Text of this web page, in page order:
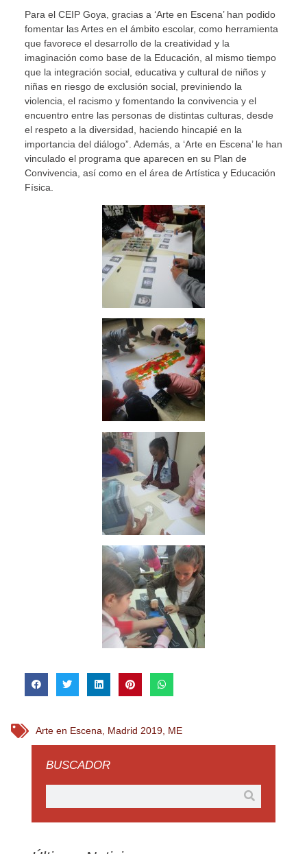
Para el CEIP Goya, gracias a ‘Arte en Escena’ han podido
fomentar las Artes en el ámbito escolar, como herramienta
que favorece el desarrollo de la creatividad y la
imaginación como base de la Educación, al mismo tiempo
que la integración social, educativa y cultural de niños y
niñas en riesgo de exclusión social, previniendo la
violencia, el racismo y fomentando la convivencia y el
encuentro entre las personas de distintas culturas, desde
el respeto a la diversidad, haciendo hincapié en la
importancia del diálogo”. Además, a ‘Arte en Escena’ le han
vinculado el programa que aparecen en su Plan de
Convivencia, así como en el área de Artística y Educación
Física.
Arte en Escena Madrid 2019, ME
BUSCADOR